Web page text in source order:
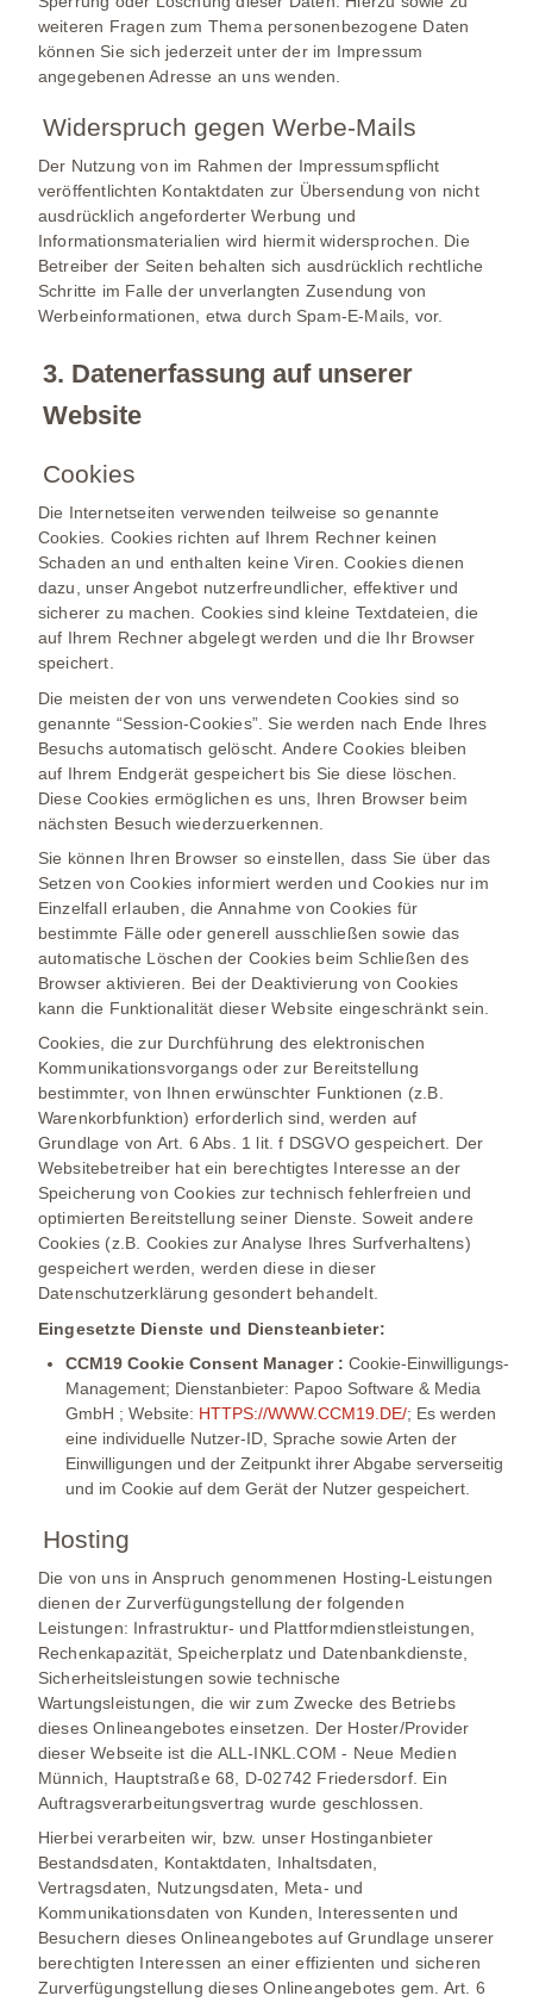
weiteren Fragen zum Thema personenbezogene Daten
können Sie sich jederzeit unter der im Impressum
angegebenen Adresse an uns wenden.
Widerspruch gegen Werbe-Mails
Der Nutzung von im Rahmen der Impressumspflicht
veröffentlichten Kontaktdaten zur Übersendung von nicht
ausdrücklich angeforderter Werbung und
Informationsmaterialien wird hiermit widersprochen. Die
Betreiber der Seiten behalten sich ausdrücklich rechtliche
Schritte im Falle der unverlangten Zusendung von
Werbeinformationen, etwa durch Spam-E-Mails, vor.
3. Datenerfassung auf unserer
Website
Cookies
Die Internetseiten verwenden teilweise so genannte
Cookies. Cookies richten auf Ihrem Rechner keinen
Schaden an und enthalten keine Viren. Cookies dienen
dazu, unser Angebot nutzerfreundlicher, effektiver und
sicherer zu machen. Cookies sind kleine Textdateien, die
auf Ihrem Rechner abgelegt werden und die Ihr Browser
speichert.
Die meisten der von uns verwendeten Cookies sind so
genannte “Session-Cookies”. Sie werden nach Ende Ihres
Besuchs automatisch gelöscht. Andere Cookies bleiben
auf Ihrem Endgerät gespeichert bis Sie diese löschen.
Diese Cookies ermöglichen es uns, Ihren Browser beim
nächsten Besuch wiederzuerkennen.
Sie können Ihren Browser so einstellen, dass Sie über das
Setzen von Cookies informiert werden und Cookies nur im
Einzelfall erlauben, die Annahme von Cookies für
bestimmte Fälle oder generell ausschließen sowie das
automatische Löschen der Cookies beim Schließen des
Browser aktivieren. Bei der Deaktivierung von Cookies
kann die Funktionalität dieser Website eingeschränkt sein.
Cookies, die zur Durchführung des elektronischen
Kommunikationsvorgangs oder zur Bereitstellung
bestimmter, von Ihnen erwünschter Funktionen (z.B.
Warenkorbfunktion) erforderlich sind, werden auf
Grundlage von Art. 6 Abs. 1 lit. f DSGVO gespeichert. Der
Websitebetreiber hat ein berechtigtes Interesse an der
Speicherung von Cookies zur technisch fehlerfreien und
optimierten Bereitstellung seiner Dienste. Soweit andere
Cookies (z.B. Cookies zur Analyse Ihres Surfverhaltens)
gespeichert werden, werden diese in dieser
Datenschutzerklärung gesondert behandelt.
Eingesetzte Dienste und Diensteanbieter:
CCM19 Cookie Consent Manager : Cookie-Einwilligungs-
Management; Dienstanbieter: Papoo Software & Media
GmbH ; Website: HTTPS://WWW.CCM19.DE/; Es werden
eine individuelle Nutzer-ID, Sprache sowie Arten der
Einwilligungen und der Zeitpunkt ihrer Abgabe serverseitig
und im Cookie auf dem Gerät der Nutzer gespeichert.
Hosting
Die von uns in Anspruch genommenen Hosting-Leistungen
dienen der Zurverfügungstellung der folgenden
Leistungen: Infrastruktur- und Plattformdienstleistungen,
Rechenkapazität, Speicherplatz und Datenbankdienste,
Sicherheitsleistungen sowie technische
Wartungsleistungen, die wir zum Zwecke des Betriebs
dieses Onlineangebotes einsetzen. Der Hoster/Provider
dieser Webseite ist die ALL-INKL.COM - Neue Medien
Münnich, Hauptstraße 68, D-02742 Friedersdorf. Ein
Auftragsverarbeitungsvertrag wurde geschlossen.
Hierbei verarbeiten wir, bzw. unser Hostinganbieter
Bestandsdaten, Kontaktdaten, Inhaltsdaten,
Vertragsdaten, Nutzungsdaten, Meta- und
Kommunikationsdaten von Kunden, Interessenten und
Besuchern dieses Onlineangebotes auf Grundlage unserer
berechtigten Interessen an einer effizienten und sicheren
Zurverfügungstellung dieses Onlineangebotes gem. Art. 6